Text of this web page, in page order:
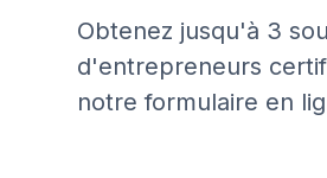
Obtenez jusqu'à 3
d'entrepreneurs
notre formulaire en